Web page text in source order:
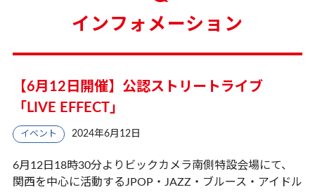
インフォメーション
【6月12日開催】公認ストリートライブ
「LIVE EFFECT」
イベント 2024年6月12日
6月12日18時30分よりビックカメラ南側特設会場にて、
関西を中心に活動するJPOP・JAZZ・ブルース・アイドル